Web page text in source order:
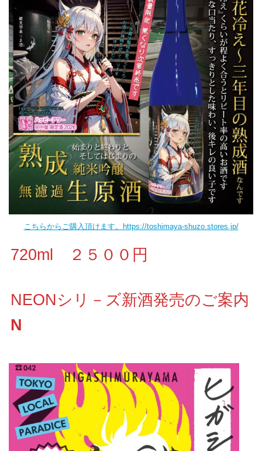
こちらからご購入頂けます。https://toshimaya-shuzo.stores.jp/
720ml ２５００円
NEONシリ－ズ新酒発売のご案内
N